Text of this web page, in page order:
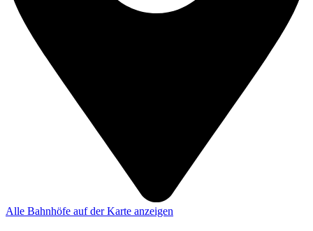
Alle Bahnhöfe auf der Karte anzeigen